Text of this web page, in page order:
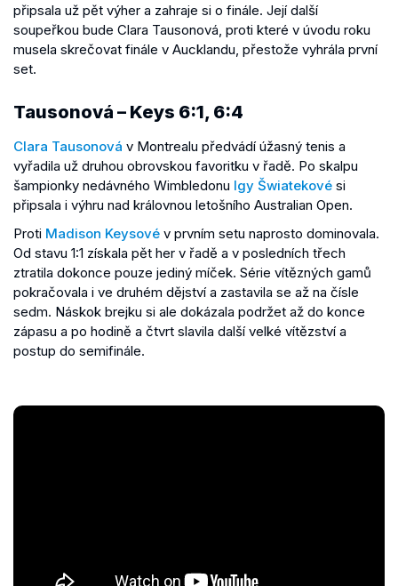
připsala už pět výher a zahraje si o finále. Její další
soupeřkou bude Clara Tausonová, proti které v úvodu roku
musela skrečovat finále v Aucklandu, přestože vyhrála první
set.
Tausonová – Keys 6:1, 6:4
Clara Tausonová v Montrealu předvádí úžasný tenis a
vyřadila už druhou obrovskou favoritku v řadě. Po skalpu
šampionky nedávného Wimbledonu Igy Šwiatekové si
připsala i výhru nad královnou letošního Australian Open.
Proti Madison Keysové v prvním setu naprosto dominovala.
Od stavu 1:1 získala pět her v řadě a v posledních třech
ztratila dokonce pouze jediný míček. Série vítězných gamů
pokračovala i ve druhém dějství a zastavila se až na čísle
sedm. Náskok brejku si ale dokázala podržet až do konce
zápasu a po hodině a čtvrt slavila další velké vítězství a
postup do semifinále.